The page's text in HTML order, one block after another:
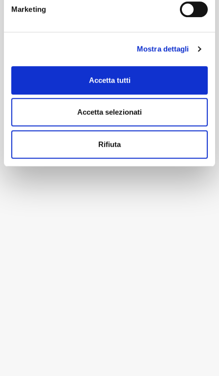
Marketing
Mostra dettagli
Accetta tutti
Accetta selezionati
Rifiuta